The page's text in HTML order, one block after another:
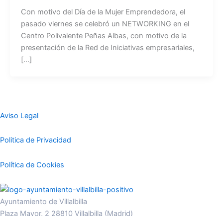
Con motivo del Día de la Mujer Emprendedora, el
pasado viernes se celebró un NETWORKING en el
Centro Polivalente Peñas Albas, con motivo de la
presentación de la Red de Iniciativas empresariales,
[…]
Aviso Legal
Politica de Privacidad
Política de Cookies
Ayuntamiento de Villalbilla
Plaza Mayor, 2 28810 Villalbilla (Madrid)